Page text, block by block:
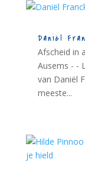
Daniël
Afscheid in
Ausems - -
van Daniël
meeste...